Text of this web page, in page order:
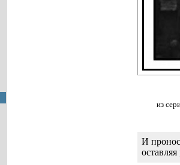
из
И